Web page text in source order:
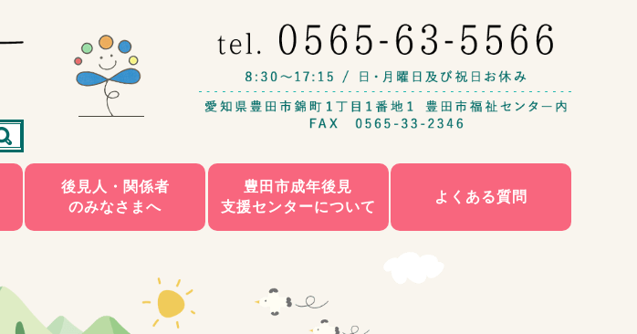
後見人・関係者
のみなさまへ
豊田市成年後見
支援センターについて
よくある質問